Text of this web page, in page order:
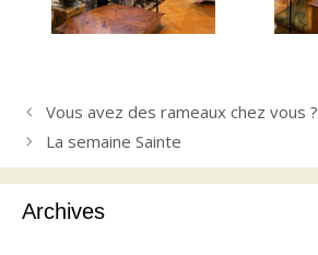
Vous avez des rameaux chez vous ?
La semaine Sainte
Archives